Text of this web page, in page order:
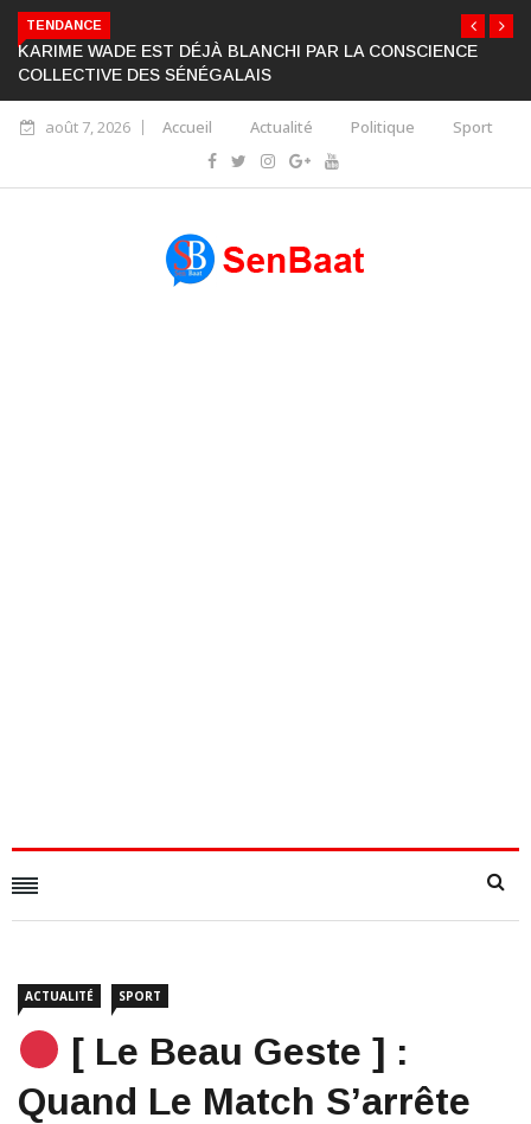
TENDANCE
KARIME WADE EST DÉJÀ BLANCHI PAR LA CONSCIENCE
COLLECTIVE DES SÉNÉGALAIS
août 7, 2026 Accueil Actualité Politique Sport
ACTUALITÉ SPORT
[ Le Beau Geste ] :
Quand Le Match S’arrête